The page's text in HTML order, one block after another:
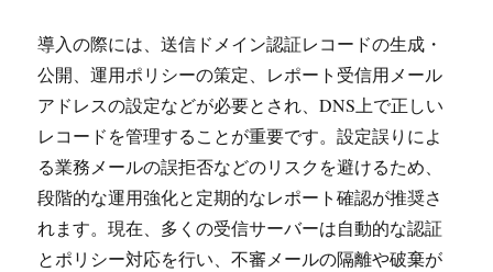
導入の際には、送信ドメイン認証レコードの生成・
公開、運用ポリシーの策定、レポート受信用メール
アドレスの設定などが必要とされ、DNS上で正しい
レコードを管理することが重要です。設定誤りによ
る業務メールの誤拒否などのリスクを避けるため、
段階的な運用強化と定期的なレポート確認が推奨さ
れます。現在、多くの受信サーバーは自動的な認証
とポリシー対応を行い、不審メールの隔離や破棄が